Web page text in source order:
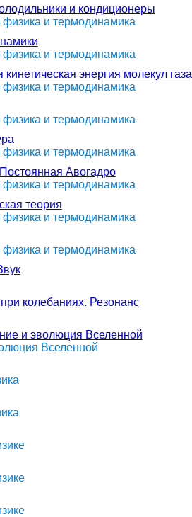
и кондиционеры
и термодинамика
и термодинамика
энергия молекул газа
и термодинамика
и термодинамика
и термодинамика
Авогадро
и термодинамика
теория
и термодинамика
и термодинамика
колебаниях. Резонанс
и эволюция Вселенной
Вселенной